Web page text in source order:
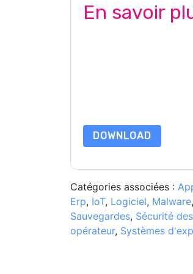
En savoir
DOWNLOAD
Catégories associées :
Erp, IoT, Logiciel, Malware,
Sauvegardes, Sécurité
opérateur, Systèmes